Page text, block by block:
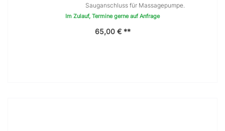
Sauganschluss für Massagepumpe.
Im Zulauf, Termine gerne auf Anfrage
65,00 € **